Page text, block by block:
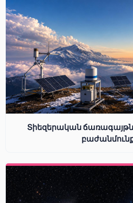
Տիեզերական